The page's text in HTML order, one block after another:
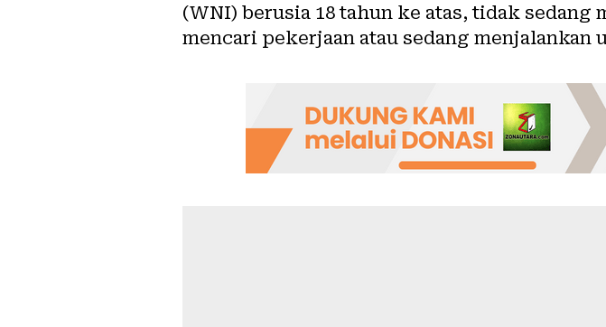
(WNI) berusia 18 tahun ke atas, tidak
mencari pekerjaan atau sedang menjalankan